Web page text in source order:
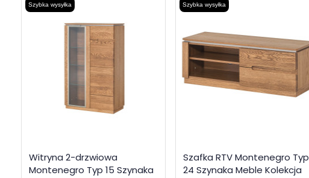
Szybka wysyłka
Witryna 2-drzwiowa
Montenegro Typ 15 Szynaka
Szybka wysyłka
Szafka RTV Montenegro Typ
24 Szynaka Meble Kolekcja